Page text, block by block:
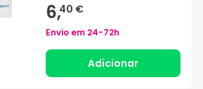
6,40 €
Envio em 24-72h
Adicionar